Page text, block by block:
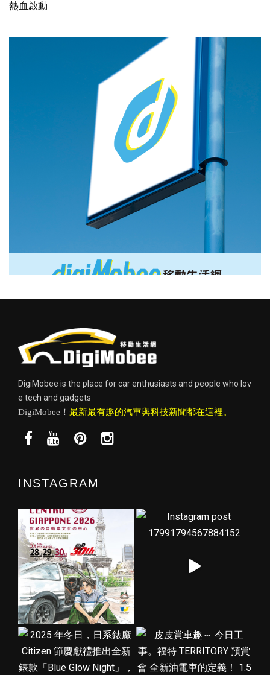
熱血啟動
DigiMobee is the place for car enthusiasts and people who lov
e tech and gadgets
DigiMobee！ 最新最有趣的汽車與科技新聞都在這裡。
INSTAGRAM